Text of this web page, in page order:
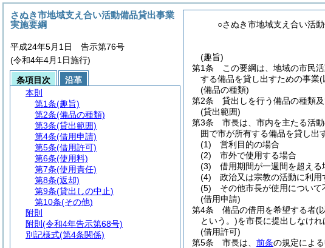
○さぬき市地域支え合い活
(趣旨)
第1条
この要綱は、地域の市民
する備品を貸し出すための事業(
(備品の種類)
第2条
貸出しを行う備品の種類
(貸出範囲)
第3条
市長は、市内を主たる活
囲で市が所有する備品を貸し出
(1)
営利目的の場合
(2)
市外で使用する場合
(3)
借用期間が一週間を超える
(4)
政治又は宗教の活動に利用
(5)
その他市長が使用につい
(借用申請)
第4条
備品の借用を希望する者(
という。)を市長に提出しなけれ
(借用許可)
第5条
市長は、 前条の規定によ
さぬき市地域支え合い活動備品貸出事業
実施要綱
平成24年5月1日 告示第76号
(令和4年4月1日施行)
条項目次
沿革
本則
第1条(趣旨)
第2条(備品の種類)
第3条(貸出範囲)
第4条(借用申請)
第5条(借用許可)
第6条(使用料)
第7条(使用責任)
第8条(返却)
第9条(貸出しの中止)
第10条(その他)
附則
附則 (令和4年告示第68号)
別記様式(第4条関係)